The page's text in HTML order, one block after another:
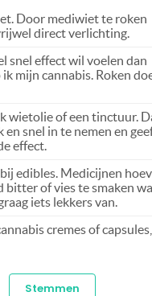
Door mediwiet te roken
direct verlichting.
snel effect wil voelen dan
mijn cannabis. Roken
wietolie of een tinctuur.
en snel in te nemen en
effect.
edibles. Medicijnen
bitter of vies te smaken
iets lekkers van.
cremes of capsules,